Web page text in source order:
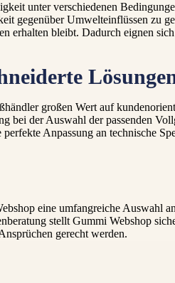
unter verschiedenen
gegenüber Umwelteinflüssen zu
erhalten bleibt. Dadurch eignen
großen Wert auf
bei der Auswahl der passenden
Anpassung an technische
eine umfangreiche
stellt Gummi Webshop
gerecht werden.